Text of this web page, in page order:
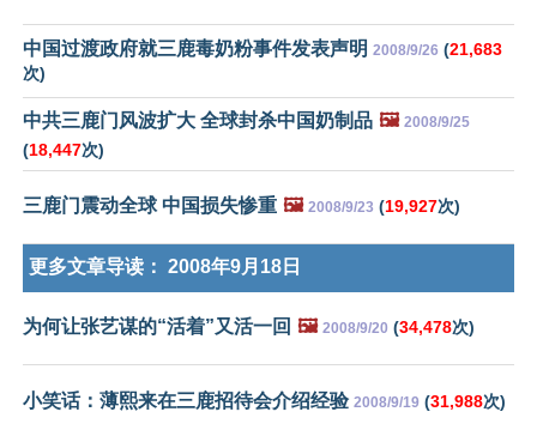
中国过渡政府就三鹿毒奶粉事件发表声明 2008/9/26 (21,683
次)
中共三鹿门风波扩大 全球封杀中国奶制品 🖼️ 2008/9/25
(18,447次)
三鹿门震动全球 中国损失惨重 🖼️ 2008/9/23 (19,927次)
更多文章导读： 2008年9月18日
为何让张艺谋的“活着”又活一回 🖼️ 2008/9/20 (34,478次)
小笑话：薄熙来在三鹿招待会介绍经验 2008/9/19 (31,988次)